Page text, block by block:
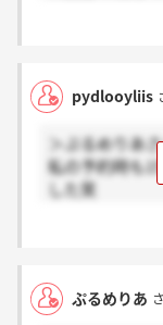
pydlooyliis
＞ぷるめりあ
私の予約時も
した笑
ぷるめりあ